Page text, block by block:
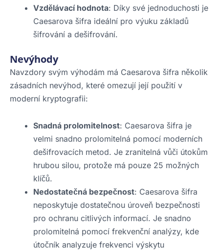
Vzdělávací hodnota: Díky své jednoduchosti je
Caesarova šifra ideální pro výuku základů
šifrování a dešifrování.
Nevýhody
Navzdory svým výhodám má Caesarova šifra několik
zásadních nevýhod, které omezují její použití v
moderní kryptografii:
Snadná prolomitelnost: Caesarova šifra je
velmi snadno prolomitelná pomocí moderních
dešifrovacích metod. Je zranitelná vůči útokům
hrubou silou, protože má pouze 25 možných
klíčů.
Nedostatečná bezpečnost: Caesarova šifra
neposkytuje dostatečnou úroveň bezpečnosti
pro ochranu citlivých informací. Je snadno
prolomitelná pomocí frekvenční analýzy, kde
útočník analyzuje frekvenci výskytu